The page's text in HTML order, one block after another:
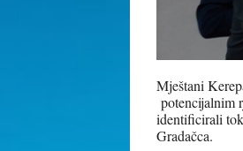
Mještani
potencijalnim
identificirali
Gradačca.